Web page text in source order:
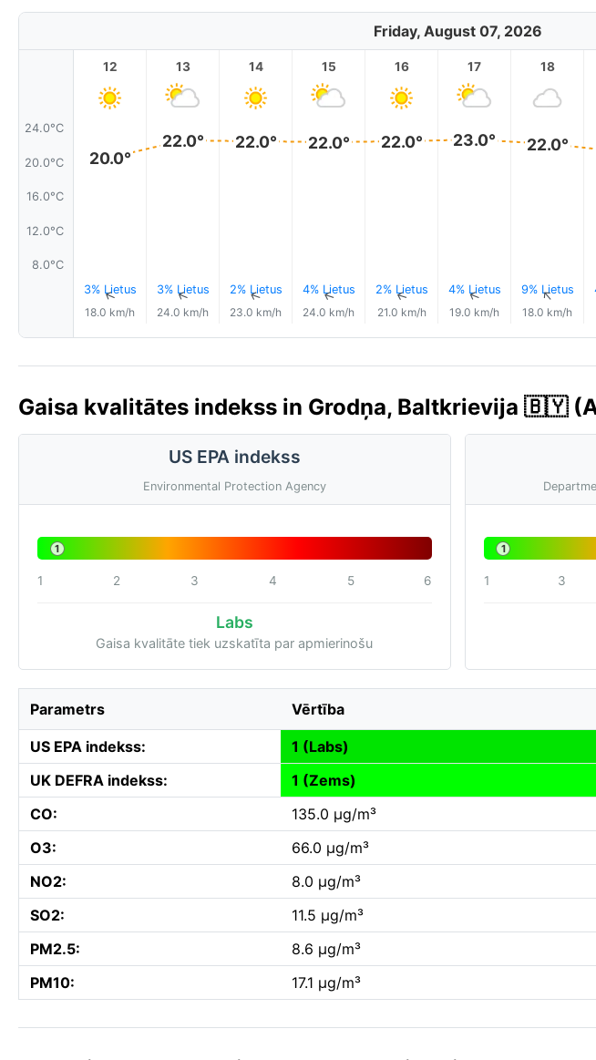
Friday, August 07, 2026
24.0°C
20.0°C
16.0°C
12.0°C
8.0°C
12
20.0°
3% Lietus
↑
18.0 km/h
13
22.0°
3% Lietus
↑
24.0 km/h
14
22.0°
2% Lietus
↑
23.0 km/h
15
22.0°
4% Lietus
↑
24.0 km/h
16
22.0°
2% Lietus
↑
21.0 km/h
17
23.0°
4% Lietus
↑
19.0 km/h
18
22.0°
9% Lietus
↑
18.0 km/h
Gaisa kvalitātes indekss in Grodņa, Baltkrievija 🇧🇾
US EPA indekss
Environmental Protection Agency
1
1 2 3 4 5 6
Labs
Gaisa kvalitāte tiek uzskatīta par apmierinošu
1
1 3
Parametrs Vērtība
US EPA indekss:
1 (Labs)
UK DEFRA indekss:
1 (Zems)
CO:
135.0 µg/m³
O3:
66.0 µg/m³
NO2:
8.0 µg/m³
SO2:
11.5 µg/m³
PM2.5:
8.6 µg/m³
PM10:
17.1 µg/m³